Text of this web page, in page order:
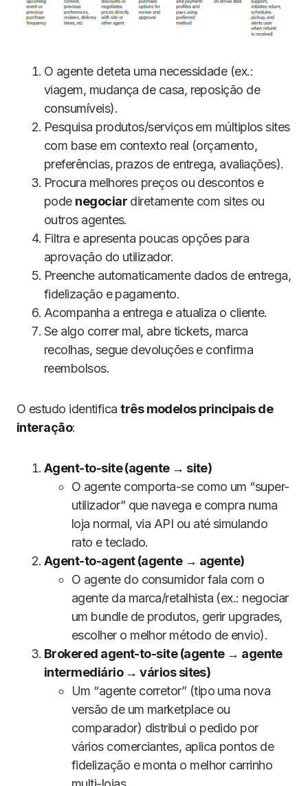
O agente deteta uma necessidade (ex.:
viagem, mudança de casa, reposição de
consumíveis).
Pesquisa produtos/serviços em múltiplos sites
com base em contexto real (orçamento,
preferências, prazos de entrega, avaliações).
Procura melhores preços ou descontos e
pode negociar diretamente com sites ou
outros agentes.
Filtra e apresenta poucas opções para
aprovação do utilizador.
Preenche automaticamente dados de entrega,
fidelização e pagamento.
Acompanha a entrega e atualiza o cliente.
Se algo correr mal, abre tickets, marca
recolhas, segue devoluções e confirma
reembolsos.
O estudo identificatrês modelos principais de
interação:
Agent-to-site (agente → site)
O agente comporta-se como um “super-
utilizador” que navega e compra numa
loja normal, via API ou até simulando
rato e teclado.
Agent-to-agent (agente → agente)
O agente do consumidor fala com o
agente da marca/retalhista (ex.: negociar
um bundle de produtos, gerir upgrades,
escolher o melhor método de envio).
Brokered agent-to-site (agente → agente
intermediário → vários sites)
Um “agente corretor” (tipo uma nova
versão de um marketplace ou
comparador) distribui o pedido por
vários comerciantes, aplica pontos de
fidelização e monta o melhor carrinho